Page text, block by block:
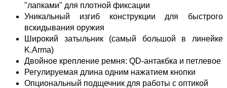
"лапками" для плотной фиксации
Уникальный изгиб конструкции для быстрого
вскидывания оружия
Широкий затыльник (самый большой в линейке
K.Arma)
Двойное крепление ремня: QD-антакбка и петлевое
Регулируемая длина одним нажатием кнопки
Опциональный подщечник для работы с оптикой